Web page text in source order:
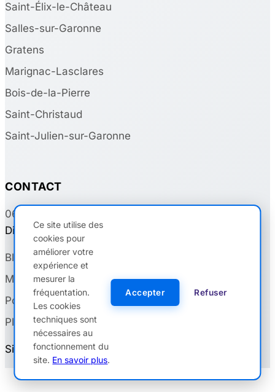
Saint-Élix-le-Château
Salles-sur-Garonne
Gratens
Marignac-Lasclares
Bois-de-la-Pierre
Saint-Christaud
Saint-Julien-sur-Garonne
CONTACT
06 62 57 07 01
Disponible 7j/7 · 8h-20h
Blog
Mentions légales
Politique de confidentialité
Plan du site
Site réalisé par Marvin Massot
Ce site utilise des
cookies pour
améliorer votre
expérience et
mesurer la
fréquentation.
Les cookies
techniques sont
nécessaires au
fonctionnement du
site. En savoir plus.
Accepter Refuser